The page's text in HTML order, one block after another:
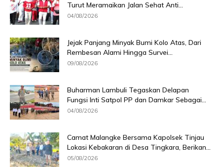
Turut Meramaikan Jalan Sehat Anti...
04/08/2026
Jejak Panjang Minyak Bumi Kolo Atas, Dari
Rembesan Alami Hingga Survei...
09/08/2026
Buharman Lambuli Tegaskan Delapan
Fungsi Inti Satpol PP dan Damkar Sebagai...
04/08/2026
Camat Malangke Bersama Kapolsek Tinjau
Lokasi Kebakaran di Desa Tingkara, Berikan...
05/08/2026